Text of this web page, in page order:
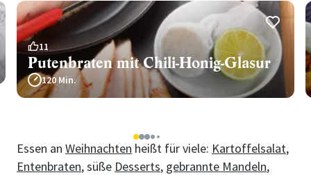
11
Putenbraten mit Chili-Honig-Glasur
120 Min.
1234 5
Essen an Weihnachten heißt für viele: Kartoffelsalat,
Entenbraten, süße Desserts, gebrannte Mandeln,